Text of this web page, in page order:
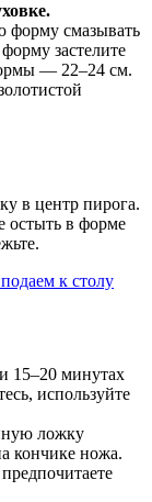
форму смазывать
застелите
— 22–24 см.
в центр пирога.
остыть в форме
15–20 минутах
используйте
ложку
кончике ножа.